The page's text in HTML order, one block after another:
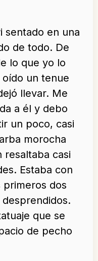
sentado en una
de todo. De
lo que yo lo
un tenue
llevar. Me
a él y debo
un poco, casi
morocha
resaltaba casi
Estaba con
primeros dos
que se
de pecho